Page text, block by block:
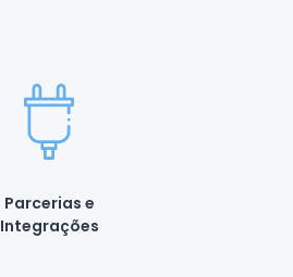
Parcerias e
Integrações